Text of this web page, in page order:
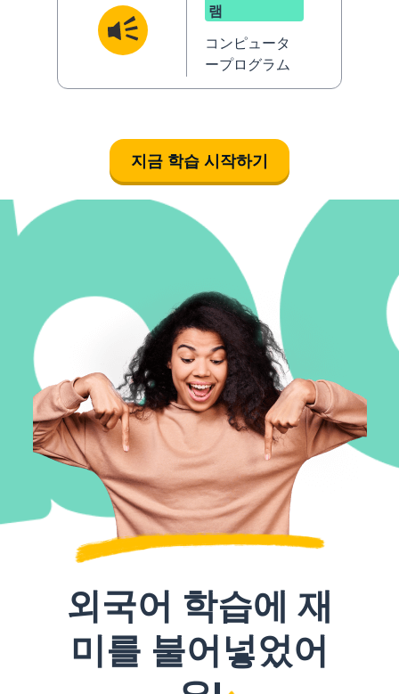
램
コンピュータ
ープログラム
지금 학습 시작하기
외국어 학습에 재
미를 불어넣었어